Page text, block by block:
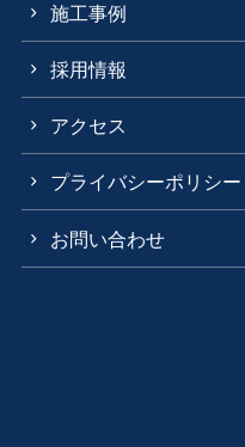
施工事例
採用情報
アクセス
プライバシーポリシー
お問い合わせ